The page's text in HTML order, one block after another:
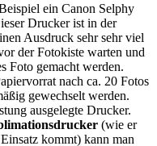
ein Canon Selphy
Drucker ist in der
Ausdruck sehr sehr viel
der Fotokiste warten und
Foto gemacht werden.
nach ca. 20 Fotos
gewechselt werden.
ausgelegte Drucker.
(wie er
kommt) kann man